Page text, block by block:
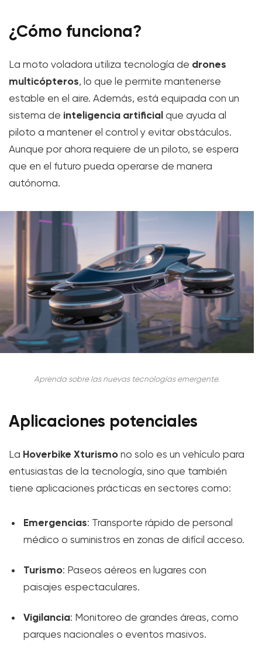
¿Cómo funciona?
La moto voladora utiliza tecnología de drones
multicópteros, lo que le permite mantenerse
estable en el aire. Además, está equipada con un
sistema de inteligencia artificial que ayuda al
piloto a mantener el control y evitar obstáculos.
Aunque por ahora requiere de un piloto, se espera
que en el futuro pueda operarse de manera
autónoma.
Aprenda sobre las nuevas tecnologías emergente.
Aplicaciones potenciales
La Hoverbike Xturismo no solo es un vehículo para
entusiastas de la tecnología, sino que también
tiene aplicaciones prácticas en sectores como:
Emergencias: Transporte rápido de personal
médico o suministros en zonas de difícil acceso.
Turismo: Paseos aéreos en lugares con
paisajes espectaculares.
Vigilancia: Monitoreo de grandes áreas, como
parques nacionales o eventos masivos.